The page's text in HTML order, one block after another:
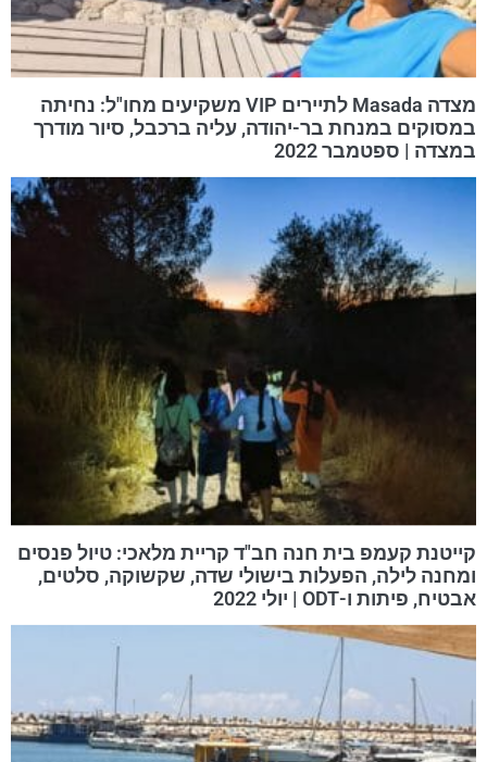
מצדה Masada לתיירים VIP משקיעים מחו"ל: נחיתה
במסוקים במנחת בר-יהודה, עליה ברכבל, סיור מודרך
במצדה | ספטמבר 2022
קייטנת קעמפ בית חנה חב"ד קריית מלאכי: טיול פנסים
ומחנה לילה, הפעלות בישולי שדה, שקשוקה, סלטים,
אבטיח, פיתות ו-ODT | יולי 2022